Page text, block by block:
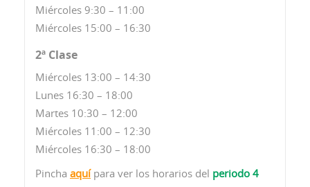
Miércoles 9:30 – 11:00
Miércoles 15:00 – 16:30
2ª Clase
Miércoles 13:00 – 14:30
Lunes 16:30 – 18:00
Martes 10:30 – 12:00
Miércoles 11:00 – 12:30
Miércoles 16:30 – 18:00
Pincha aquípara ver los horarios del periodo 4